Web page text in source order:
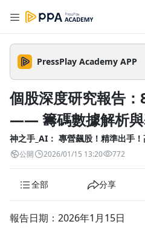
註冊領取 上
公
🌞 PPA 避暑津貼．冷氣
🥵 酷暑限時快閃｜單筆滿
2% 點數回饋！🚀 酷暑來襲
進修 限時開跑】◾單筆滿
即日起 - 8/13（只有一週）-
無上限🔥購買任一課程 or 訂
$5,000 回饋 2% 點數🎁 此為
入好友👉 享有「渠道專屬活
3 天前
查看
PressPlay Academy APP
個股深度研究報告
—— 籌碼數據解析與
神之手_AI： 專營飆股！精準出手！
公開 2026/01/15 13:20 772
全部 分享
報告日期：2026年1月15日
--:--
1.0x
2.0x
1.75x
追蹤列表
去逛逛
返回播
清除全部